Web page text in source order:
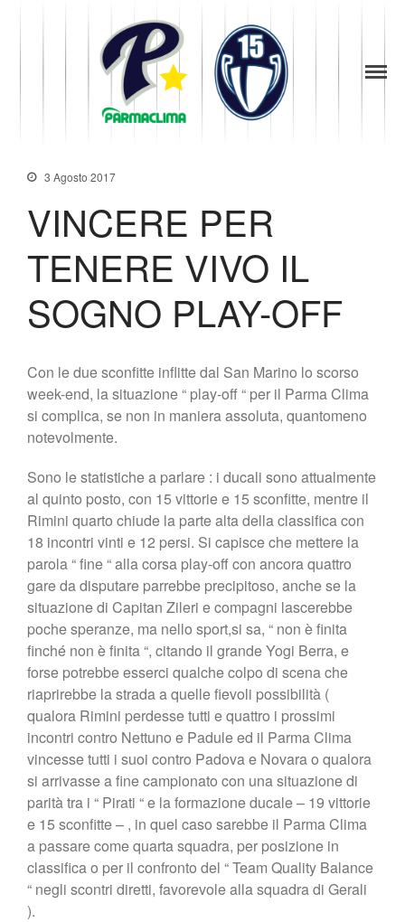
News
Storia
Codice di Condotta
Palmares
Maglie Ritirate
Squadra
Partners
Biglietteria
Lo Stadio
3 Agosto 2017
VINCERE PER
TENERE VIVO IL
SOGNO PLAY-OFF
Con le due sconfitte inflitte dal San Marino lo scorso
week-end, la situazione “ play-off “ per il Parma Clima
si complica, se non in maniera assoluta, quantomeno
notevolmente.
Sono le statistiche a parlare : i ducali sono attualmente
al quinto posto, con 15 vittorie e 15 sconfitte, mentre il
Rimini quarto chiude la parte alta della classifica con
18 incontri vinti e 12 persi. Si capisce che mettere la
parola “ fine “ alla corsa play-off con ancora quattro
gare da disputare parrebbe precipitoso, anche se la
situazione di Capitan Zileri e compagni lascerebbe
poche speranze, ma nello sport,si sa, “ non è finita
finché non è finita “, citando il grande Yogi Berra, e
forse potrebbe esserci qualche colpo di scena che
riaprirebbe la strada a quelle fievoli possibilità (
qualora Rimini perdesse tutti e quattro i prossimi
incontri contro Nettuno e Padule ed il Parma Clima
vincesse tutti i suoi contro Padova e Novara o qualora
si arrivasse a fine campionato con una situazione di
parità tra i “ Pirati “ e la formazione ducale – 19 vittorie
e 15 sconfitte – , in quel caso sarebbe il Parma Clima
a passare come quarta squadra, per posizione in
classifica o per il confronto del “ Team Quality Balance
“ negli scontri diretti, favorevole alla squadra di Gerali
).